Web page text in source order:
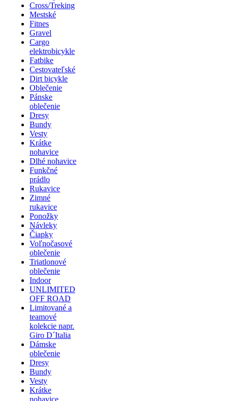
Cross/Treking
Mestské
Fitnes
Gravel
Cargo
elektrobicykle
Fatbike
Cestovateľské
Dirt bicykle
Oblečenie
Pánske
oblečenie
Dresy
Bundy
Vesty
Krátke
nohavice
Dlhé nohavice
Funkčné
prádlo
Rukavice
Zimné
rukavice
Ponožky
Návleky
Čiapky
Voľnočasové
oblečenie
Triatlonové
oblečenie
Indoor
UNLIMITED
OFF ROAD
Limitované a
teamové
kolekcie napr.
Giro D´Italia
Dámske
oblečenie
Dresy
Bundy
Vesty
Krátke
nohavice